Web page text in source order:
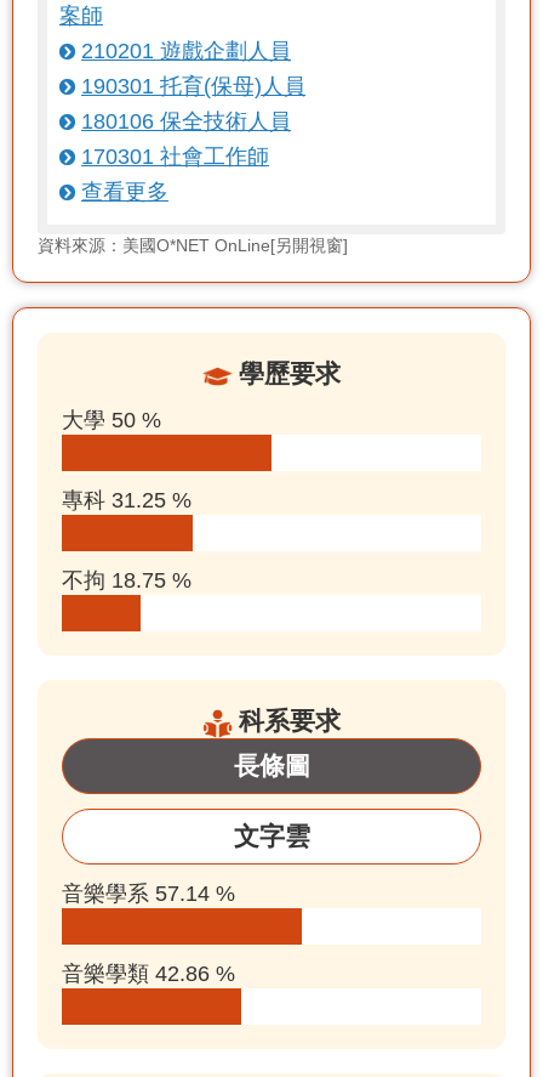
案師
210201 遊戲企劃人員
190301 托育(保母)人員
180106 保全技術人員
170301 社會工作師
查看更多
資料來源：美國O*NET OnLine[另開視窗]
學歷要求
大學 50 %
專科 31.25 %
不拘 18.75 %
科系要求
長條圖
文字雲
音樂學系 57.14 %
音樂學類 42.86 %